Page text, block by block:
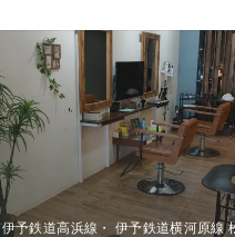
予鉄道高浜線・ 伊予鉄道横河原線